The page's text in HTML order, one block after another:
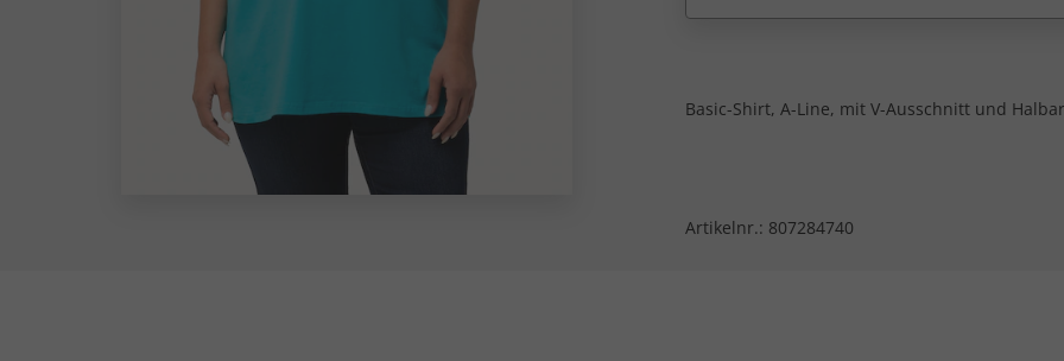
Basic-Shirt, A-Line, mit V-Ausschnitt und
Artikelnr.: 807284740